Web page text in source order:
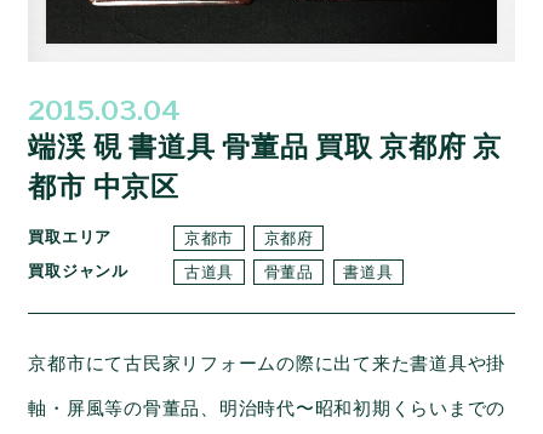
2015.03.04
端渓 硯 書道具 骨董品 買取 京都府 京
都市 中京区
買取エリア 京都市
京都府
買取ジャンル
古道具 骨董品 書道具
京都市にて古民家リフォームの際に出て来た書道具や掛
軸・屏風等の骨董品、明治時代〜昭和初期くらいまでの